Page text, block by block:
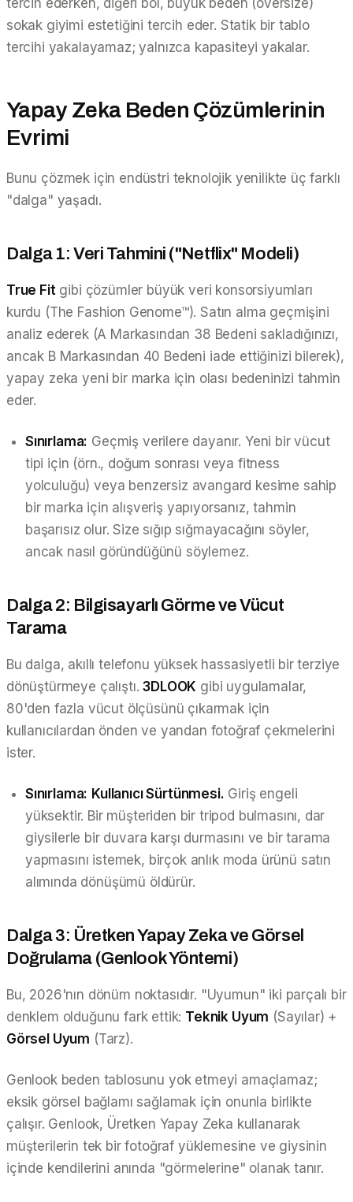
sokak giyimi estetiğini tercih eder. Statik bir tablo
tercihi yakalayamaz; yalnızca kapasiteyi yakalar.
Yapay Zeka Beden Çözümlerinin
Evrimi
Bunu çözmek için endüstri teknolojik yenilikte üç farklı
"dalga" yaşadı.
Dalga 1: Veri Tahmini ("Netflix" Modeli)
True Fit gibi çözümler büyük veri konsorsiyumları
kurdu (The Fashion Genome™). Satın alma geçmişini
analiz ederek (A Markasından 38 Bedeni sakladığınızı,
ancak B Markasından 40 Bedeni iade ettiğinizi bilerek),
yapay zeka yeni bir marka için olası bedeninizi tahmin
eder.
Sınırlama: Geçmiş verilere dayanır. Yeni bir vücut
tipi için (örn., doğum sonrası veya fitness
yolculuğu) veya benzersiz avangard kesime sahip
bir marka için alışveriş yapıyorsanız, tahmin
başarısız olur. Size sığıp sığmayacağını söyler,
ancak nasıl göründüğünü söylemez.
Dalga 2: Bilgisayarlı Görme ve Vücut
Tarama
Bu dalga, akıllı telefonu yüksek hassasiyetli bir terziye
dönüştürmeye çalıştı.3DLOOK gibi uygulamalar,
80'den fazla vücut ölçüsünü çıkarmak için
kullanıcılardan önden ve yandan fotoğraf çekmelerini
ister.
Sınırlama: Kullanıcı Sürtünmesi. Giriş engeli
yüksektir. Bir müşteriden bir tripod bulmasını, dar
giysilerle bir duvara karşı durmasını ve bir tarama
yapmasını istemek, birçok anlık moda ürünü satın
alımında dönüşümü öldürür.
Dalga 3: Üretken Yapay Zeka ve Görsel
Doğrulama (Genlook Yöntemi)
Bu, 2026'nın dönüm noktasıdır. "Uyumun" iki parçalı bir
denklem olduğunu fark ettik: Teknik Uyum (Sayılar) +
Görsel Uyum (Tarz).
Genlook beden tablosunu yok etmeyi amaçlamaz;
eksik görsel bağlamı sağlamak için onunla birlikte
çalışır. Genlook, Üretken Yapay Zeka kullanarak
müşterilerin tek bir fotoğraf yüklemesine ve giysinin
içinde kendilerini anında "görmelerine" olanak tanır.